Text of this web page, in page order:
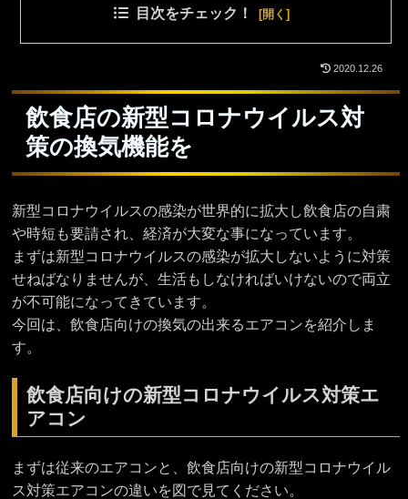
目次をチェック！
2020.12.26
飲食店の新型コロナウイルス対
策の換気機能を
新型コロナウイルスの感染が世界的に拡大し飲食店の自粛
や時短も要請され、経済が大変な事になっています。
まずは新型コロナウイルスの感染が拡大しないように対策
せねばなりませんが、生活もしなければいけないので両立
が不可能になってきています。
今回は、飲食店向けの換気の出来るエアコンを紹介しま
す。
飲食店向けの新型コロナウイルス対策エ
アコン
まずは従来のエアコンと、飲食店向けの新型コロナウイル
ス対策エアコンの違いを図で見てください。